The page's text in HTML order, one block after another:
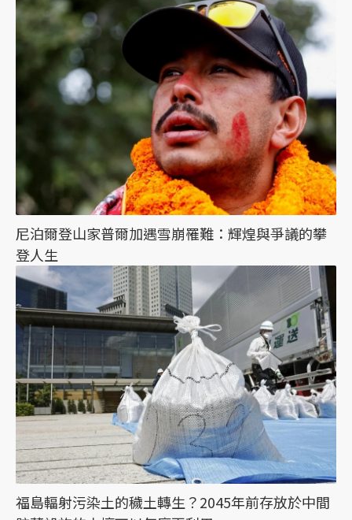
尼泊爾登山家普爾加遇雪崩罹難：輝煌與爭議的攀
登人生
福島輻射污染土的穢土轉生？2045年前存放於中間